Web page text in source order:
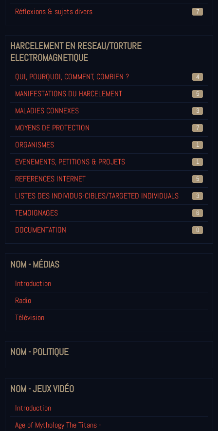
Réflexions & sujets divers 7
HARCELEMENT EN RESEAU/TORTURE
ELECTROMAGNETIQUE
QUI, POURQUOI, COMMENT, COMBIEN ? 4
MANIFESTATIONS DU HARCELEMENT 5
MALADIES CONNEXES 3
MOYENS DE PROTECTION 7
ORGANISMES 1
EVENEMENTS, PETITIONS & PROJETS 1
REFERENCES INTERNET 5
LISTES DES INDIVIDUS-CIBLES/TARGETED INDIVIDUALS 3
TEMOIGNAGES 6
DOCUMENTATION 0
NOM - MÉDIAS
Introduction
Radio
Télévision
NOM - POLITIQUE
NOM - JEUX VIDÉO
Introduction
Age of Mythology The Titans -